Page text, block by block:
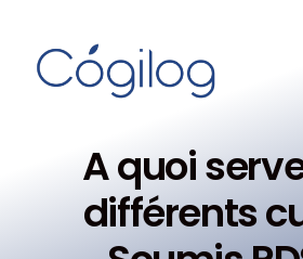
A quoi
différents